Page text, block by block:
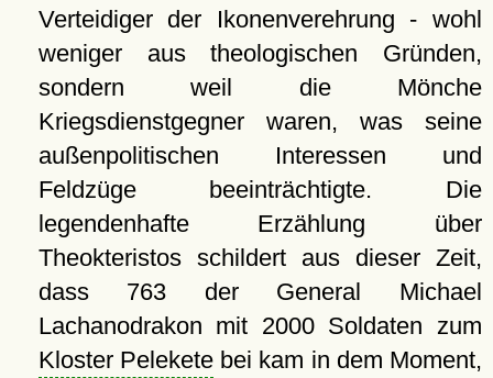
Verteidiger der Ikonenverehrung - wohl
weniger aus theologischen Gründen,
sondern weil die Mönche
Kriegsdienstgegner waren, was seine
außenpolitischen Interessen und
Feldzüge beeinträchtigte. Die
legendenhafte Erzählung über
Theokteristos schildert aus dieser Zeit,
dass 763 der General Michael
Lachanodrakon mit 2000 Soldaten zum
Kloster Peleketebei kam in dem Moment,